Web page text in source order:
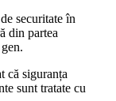
securitate în
din partea
că siguranța
sunt tratate cu